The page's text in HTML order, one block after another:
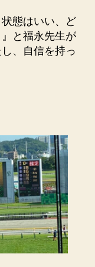
態はいい、ど
と福永先生が
、自信を持っ